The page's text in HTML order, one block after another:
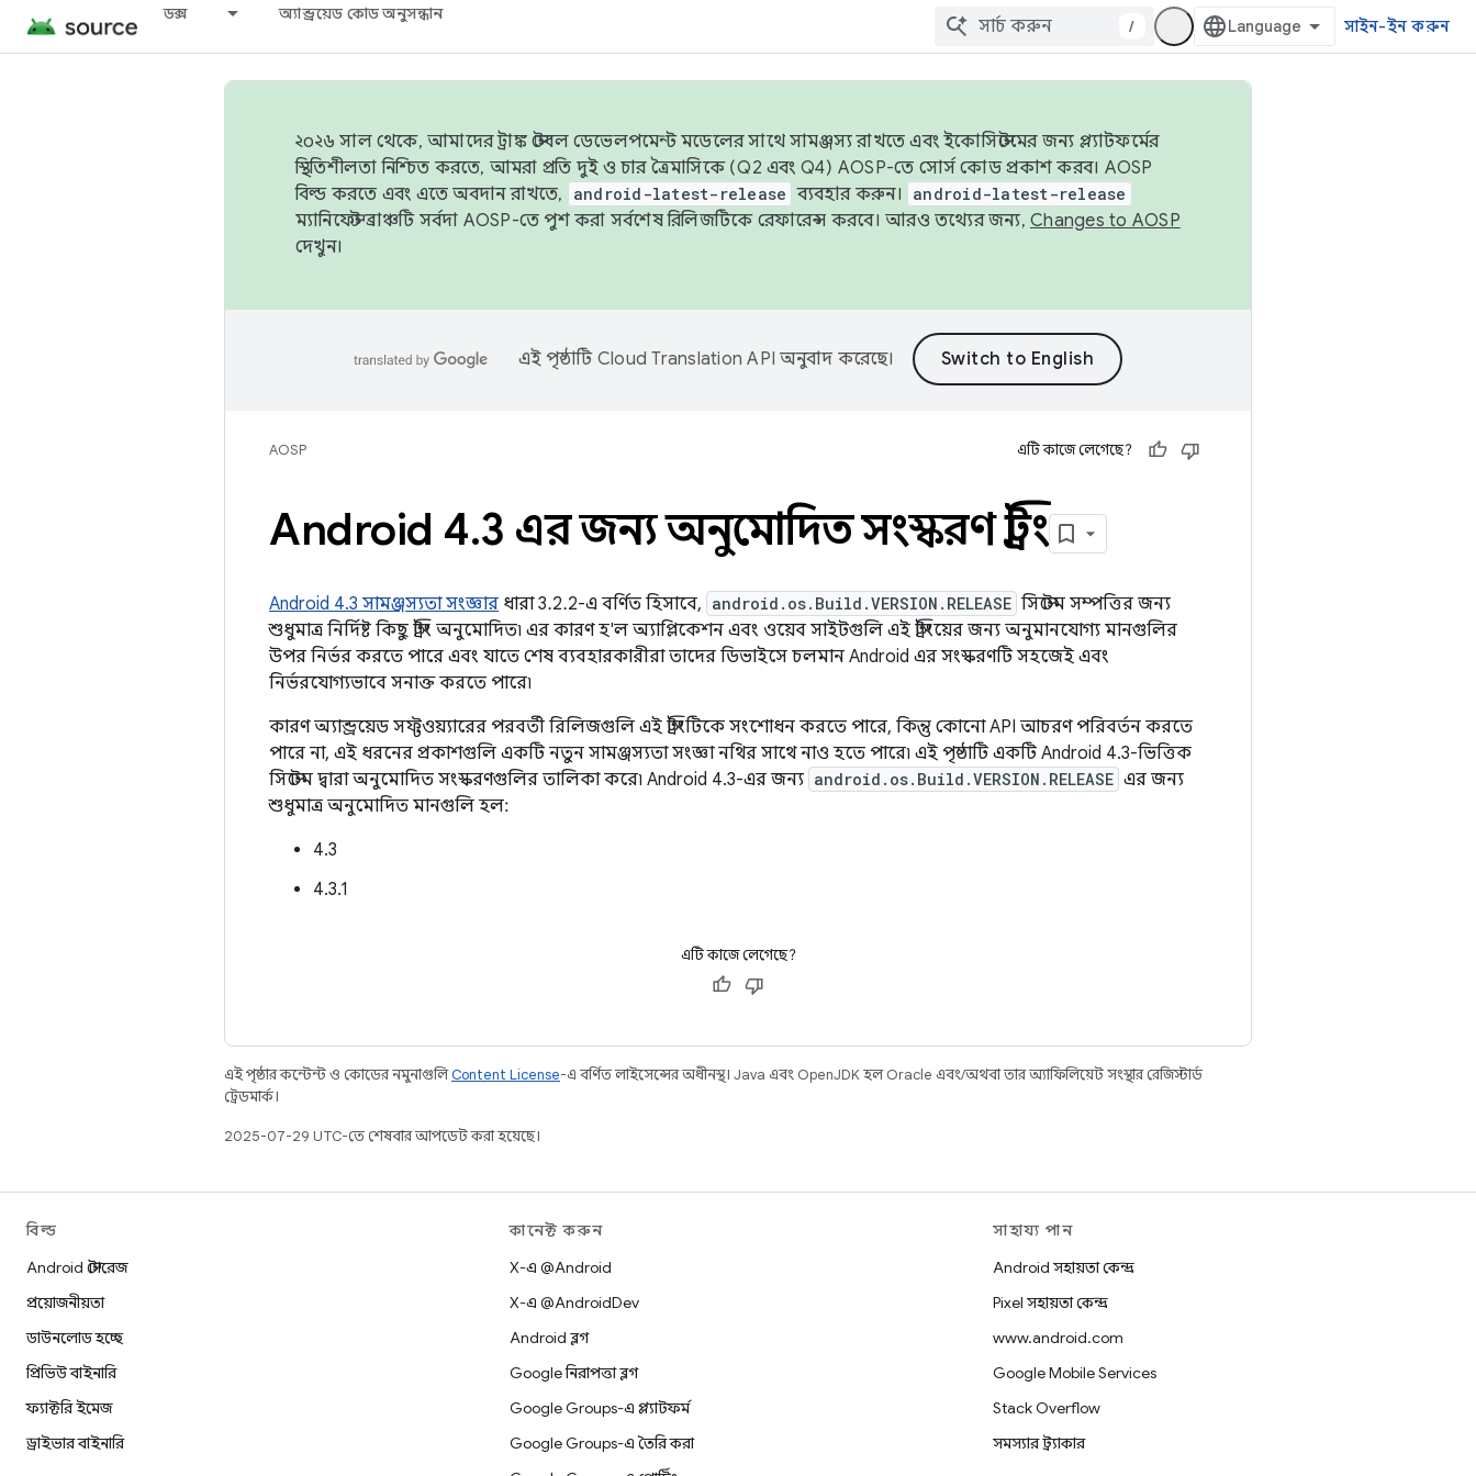
ডক্স অ্যান্ড্রয়েড কোড অনুসন্ধান
/ সাইন-ইন করুন
২০২৬ সাল থেকে, আমাদের ট্রাঙ্ক স্টেবল ডেভেলপমেন্ট মডেলের সাথে সামঞ্জস্য রাখতে এবং ইকোসিস্টেমের জন্য প্ল্যাটফর্মের
স্থিতিশীলতা নিশ্চিত করতে, আমরা প্রতি দুই ও চার ত্রৈমাসিকে (Q2 এবং Q4) AOSP-তে সোর্স কোড প্রকাশ করব। AOSP
বিল্ড করতে এবং এতে অবদান রাখতে,
android-latest-release ব্যবহার করুন। android-latest-release
ম্যানিফেস্ট ব্রাঞ্চটি সর্বদা AOSP-তে পুশ করা সর্বশেষ রিলিজটিকে রেফারেন্স করবে। আরও তথ্যের জন্য, Changes to AOSP
দেখুন।
এই পৃষ্ঠাটি Cloud Translation API অনুবাদ করেছে।
AOSP এটি কাজে লেগেছে?
Android 4.3 এর জন্য অনুমোদিত সংস্করণ স্ট্রিং
Android 4.3 সামঞ্জস্যতা সংজ্ঞার ধারা 3.2.2-এ বর্ণিত হিসাবে, android.os.Build.VERSION.RELEASE সিস্টেম সম্পত্তির জন্য
শুধুমাত্র নির্দিষ্ট কিছু স্ট্রিং অনুমোদিত৷ এর কারণ হ'ল অ্যাপ্লিকেশন এবং ওয়েব সাইটগুলি এই স্ট্রিংয়ের জন্য অনুমানযোগ্য মানগুলির
উপর নির্ভর করতে পারে এবং যাতে শেষ ব্যবহারকারীরা তাদের ডিভাইসে চলমান Android এর সংস্করণটি সহজেই এবং
নির্ভরযোগ্যভাবে সনাক্ত করতে পারে৷
কারণ অ্যান্ড্রয়েড সফ্টওয়্যারের পরবর্তী রিলিজগুলি এই স্ট্রিংটিকে সংশোধন করতে পারে, কিন্তু কোনো API আচরণ পরিবর্তন করতে
পারে না, এই ধরনের প্রকাশগুলি একটি নতুন সামঞ্জস্যতা সংজ্ঞা নথির সাথে নাও হতে পারে৷ এই পৃষ্ঠাটি একটি Android 4.3-ভিত্তিক
সিস্টেম দ্বারা অনুমোদিত সংস্করণগুলির তালিকা করে৷ Android 4.3-এর জন্য android.os.Build.VERSION.RELEASE এর জন্য
শুধুমাত্র অনুমোদিত মানগুলি হল:
4.3
4.3.1
এটি কাজে লেগেছে?
এই পৃষ্ঠার কন্টেন্ট ও কোডের নমুনাগুলিContent License-এ বর্ণিত লাইসেন্সের অধীনস্থ। Java এবং OpenJDK হল Oracle এবং/অথবা তার অ্যাফিলিয়েট সংস্থার রেজিস্টার্ড
ট্রেডমার্ক।
2025-07-29 UTC-তে শেষবার আপডেট করা হয়েছে।
বিল্ড
Android স্টোরেজ
প্রয়োজনীয়তা
ডাউনলোড হচ্ছে
প্রিভিউ বাইনারি
ফ্যাক্টরি ইমেজ
ড্রাইভার বাইনারি
কানেক্ট করুন
X-এ @Android
X-এ @AndroidDev
Android ব্লগ
Google নিরাপত্তা ব্লগ
Google Groups-এ প্ল্যাটফর্ম
Google Groups-এ তৈরি করা
সাহায্য পান
Android সহায়তা কেন্দ্র
Pixel সহায়তা কেন্দ্র
www.android.com
Google Mobile Services
Stack Overflow
সমস্যার ট্র্যাকার